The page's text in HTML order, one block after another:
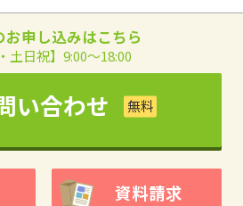
お申し込みはこちら
土日祝】9:00～18:00
い合わせ
資料請求